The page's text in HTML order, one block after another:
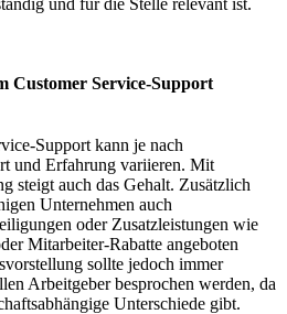
Customer Service-Support
Support kann je nach
und Erfahrung variieren. Mit
steigt auch das Gehalt. Zusätzlich
Unternehmen auch
oder Zusatzleistungen wie
Mitarbeiter-Rabatte angeboten
sollte jedoch immer
Arbeitgeber besprochen werden, da
Unterschiede gibt.